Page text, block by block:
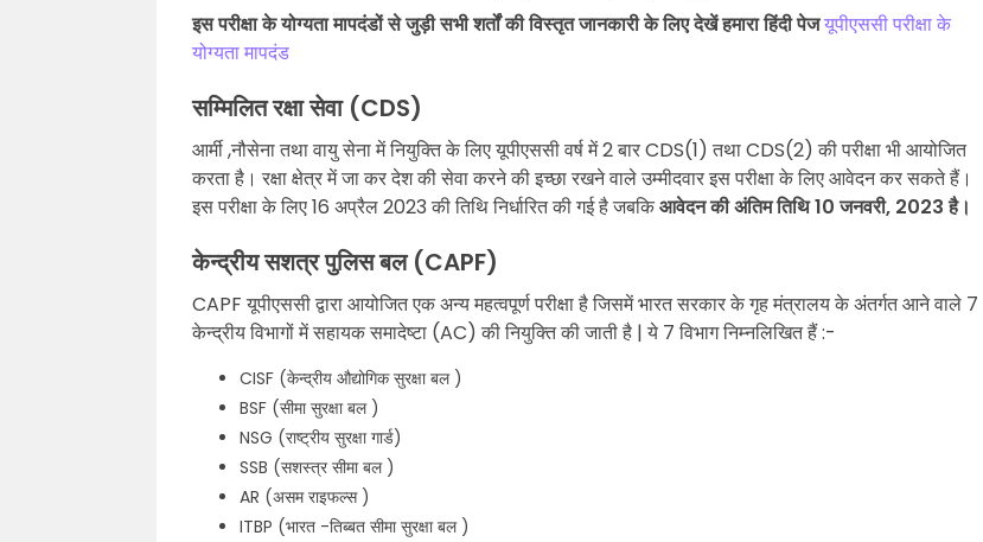
इस परीक्षा के योग्यता मापदंडों से जुड़ी सभी शर्तों की विस्तृत जानकारी के लिए देखें हमारा हिंदी पेजयूपीएससी परीक्षा के
योग्यता मापदंड
सम्मिलित रक्षा सेवा (CDS)
आर्मी ,नौसेना तथा वायु सेना में नियुक्ति के लिए यूपीएससी वर्ष में 2 बार CDS(1) तथा CDS(2) की परीक्षा भी आयोजित
करता है। रक्षा क्षेत्र में जा कर देश की सेवा करने की इच्छा रखने वाले उम्मीदवार इस परीक्षा के लिए आवेदन कर सकते हैं।
इस परीक्षा के लिए 16 अप्रैल 2023 की तिथि निर्धारित की गई है जबकिआवेदन की अंतिम तिथि 10 जनवरी, 2023 है।
केन्द्रीय सशत्र पुलिस बल (CAPF)
CAPF यूपीएससी द्वारा आयोजित एक अन्य महत्वपूर्ण परीक्षा है जिसमें भारत सरकार के गृह मंत्रालय के अंतर्गत आने वाले 7
केन्द्रीय विभागों में सहायक समादेष्टा (AC) की नियुक्ति की जाती है | ये 7 विभाग निम्नलिखित हैं :-
CISF (केन्द्रीय औद्योगिक सुरक्षा बल )
BSF (सीमा सुरक्षा बल )
NSG (राष्ट्रीय सुरक्षा गार्ड)
SSB (सशस्त्र सीमा बल )
AR (असम राइफल्स )
ITBP (भारत -तिब्बत सीमा सुरक्षा बल )